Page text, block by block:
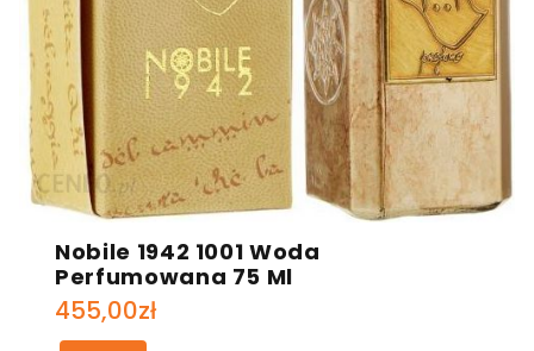
Nobile 1942 1001 Woda
Perfumowana 75 Ml
455,00zł